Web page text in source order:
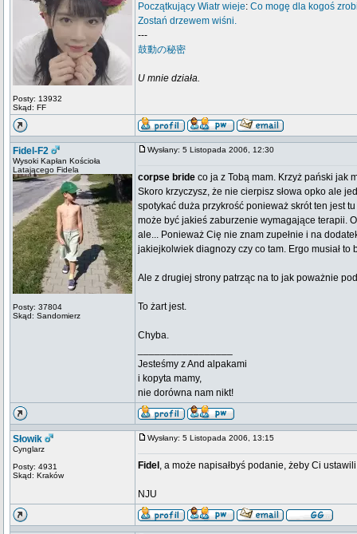
Posty: 13932
Skąd: FF
Początkujący Wiatr wieje: Co mogę dla kogoś
Zostań drzewem wiśni.
---
鼓動の秘密
U mnie działa.
Fidel-F2
Wysoki Kapłan Kościoła
Latającego Fidela
Posty: 37804
Skąd: Sandomierz
Wysłany: 5 Listopada 2006, 12:30
corpse bride co ja z Tobą mam. Krzyż pański jak
Skoro krzyczysz, że nie cierpisz słowa opko ale
spotykać duża przykrość ponieważ skrót ten jest
może być jakieś zaburzenie wymagające terapii.
ale... Ponieważ Cię nie znam zupełnie i na
jakiejkolwiek diagnozy czy co tam. Ergo musiał to
Ale z drugiej strony patrząc na to jak poważnie
To żart jest.
Chyba.
Jesteśmy z And alpakami
i kopyta mamy,
nie dorówna nam nikt!
Słowik
Cynglarz
Posty: 4931
Skąd: Kraków
Wysłany: 5 Listopada 2006, 13:15
Fidel , a może napisałbyś podanie, żeby Ci
NJU